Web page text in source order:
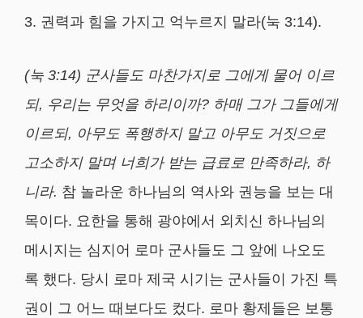
3. 권력과 힘을 가지고 억누르지 말라(눅 3:14).
(눅 3:14) 군사들도 마찬가지로 그에게 물어 이르
되, 우리는 무엇을 하리이까? 하매 그가 그들에게
이르되, 아무도 폭행하지 말고 아무도 거짓으로
고소하지 말며 너희가 받는 급료로 만족하라, 하
니라. 참 놀라운 하나님의 역사와 권능을 보는 대
목이다. 요한을 통해 광야에서 외치신 하나님의
메시지는 심지어 로마 군사들도 그 앞에 나오도
록 했다. 당시 로마 제국 시기는 군사들이 가진 특
권이 그 어느 때보다도 컸다. 로마 황제들은 보통